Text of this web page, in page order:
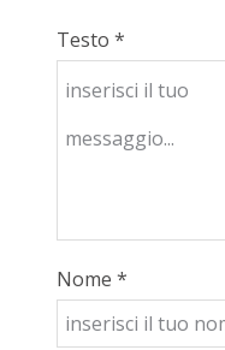
Testo *
Nome *